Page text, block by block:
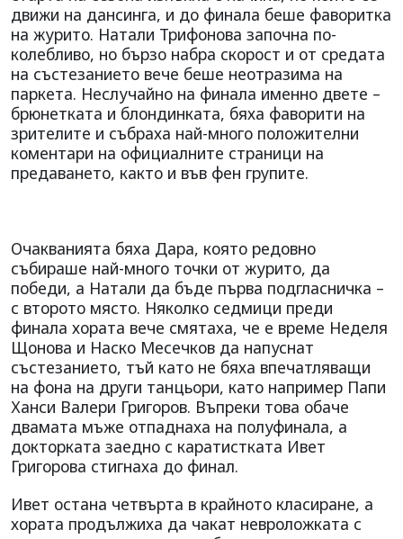
движи на дансинга, и до финала беше фаворитка
на журито. Натали Трифонова започна по-
колебливо, но бързо набра скорост и от средата
на състезанието вече беше неотразима на
паркета. Неслучайно на финала именно двете –
брюнетката и блондинката, бяха фаворити на
зрителите и събраха най-много положителни
коментари на официалните страници на
предаването, както и във фен групите.
Очакванията бяха Дара, която редовно
събираше най-много точки от журито, да
победи, а Натали да бъде първа подгласничка –
с второто място. Няколко седмици преди
финала хората вече смятаха, че е време Неделя
Щонова и Наско Месечков да напуснат
състезанието, тъй като не бяха впечатляващи
на фона на други танцьори, като например Папи
Ханси Валери Григоров. Въпреки това обаче
двамата мъже отпаднаха на полуфинала, а
докторката заедно с каратистката Ивет
Григорова стигнаха до финал.
Ивет остана четвърта в крайното класиране, а
хората продължиха да чакат невроложката с